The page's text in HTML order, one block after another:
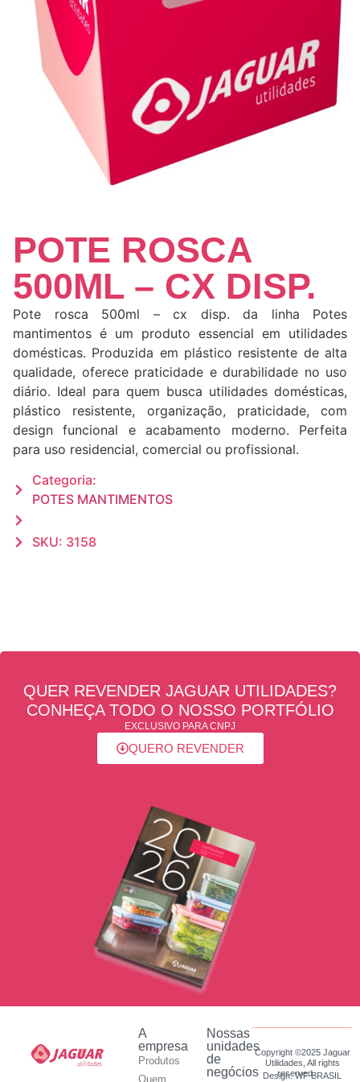
POTE ROSCA
500ML – CX DISP.
Pote rosca 500ml – cx disp. da linha Potes
mantimentos é um produto essencial em utilidades
domésticas. Produzida em plástico resistente de alta
qualidade, oferece praticidade e durabilidade no uso
diário. Ideal para quem busca utilidades domésticas,
plástico resistente, organização, praticidade, com
design funcional e acabamento moderno. Perfeita
para uso residencial, comercial ou profissional.
Categoria:
POTES MANTIMENTOS
SKU: 3158
QUER REVENDER JAGUAR UTILIDADES?
CONHEÇA TODO O NOSSO PORTFÓLIO
EXCLUSIVO PARA CNPJ
QUERO REVENDER
A
empresa
Produtos
Quem
Nossas
unidades
de
negócios
Copyright ©2025 Jaguar
Utilidades, All rights
reserved.
Design: WF BRASIL